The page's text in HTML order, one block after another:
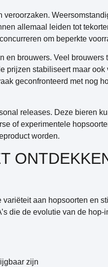
allemaal leiden tot
om beperkte
en brouwers. Veel brouwers
prijzen stabiliseert maar ook
geconfronteerd met nog
releases. Deze bieren
of experimentele
worden.
aan hopsoorten en
die de evolutie van de hop-
zijn